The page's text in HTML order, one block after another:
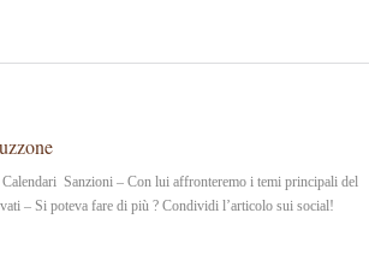
Sanzioni – Con lui affronteremo i temi principali del
– Si poteva fare di più ? Condividi l’articolo sui social!